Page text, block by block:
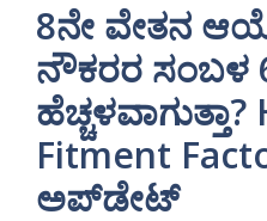
8ನೇ ವೇತನ
ನೌಕರರ ಸಂಬಳ
Fitment
ಅಪ್‌ಡೇಟ್